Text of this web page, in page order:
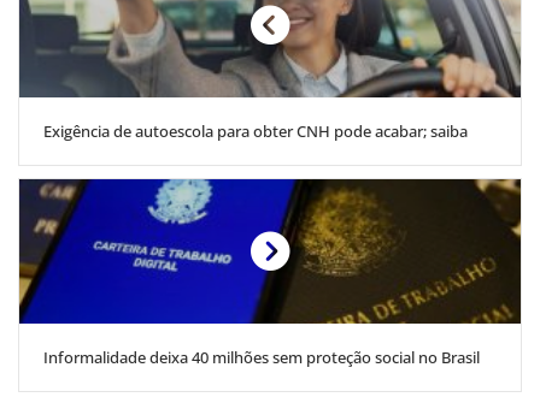
Exigência de autoescola para obter CNH pode acabar; saiba
Informalidade deixa 40 milhões sem proteção social no Brasil